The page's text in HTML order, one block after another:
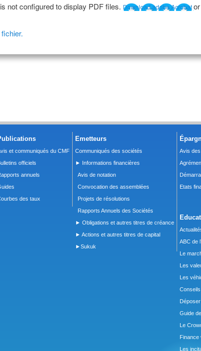
not configured to display PDF files. Download adobe Acrobator
et communiqués du CMF
officiels
annuels
des taux
Emetteurs
Communiqués des sociétés
► Informations financières
Avis de notation
Convocation des assemblées
Projets de résolutions
Rapports Annuels des Sociétés
► Obligations et autres titres de créance
► Actions et autres titres de capital
►Sukuk
Avis
Etats
ABC de
Le
Les
Les
Guide
Le
Finance
Les